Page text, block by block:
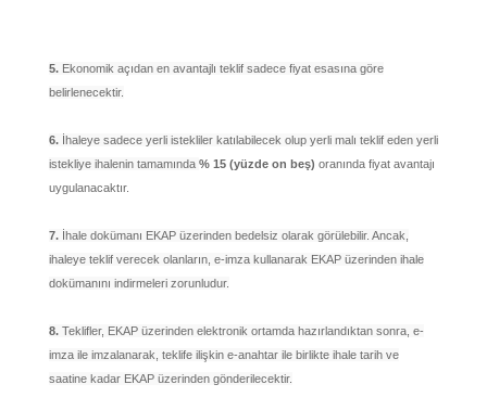
5. Ekonomik açıdan en avantajlı teklif sadece fiyat esasına göre
belirlenecektir.
6. İhaleye sadece yerli istekliler katılabilecek olup yerli malı teklif eden yerli
istekliye ihalenin tamamında % 15 (yüzde on beş) oranında fiyat avantajı
uygulanacaktır.
7. İhale dokümanı EKAP üzerinden bedelsiz olarak görülebilir. Ancak,
ihaleye teklif verecek olanların, e-imza kullanarak EKAP üzerinden ihale
dokümanını indirmeleri zorunludur.
8. Teklifler, EKAP üzerinden elektronik ortamda hazırlandıktan sonra, e-
imza ile imzalanarak, teklife ilişkin e-anahtar ile birlikte ihale tarih ve
saatine kadar EKAP üzerinden gönderilecektir.